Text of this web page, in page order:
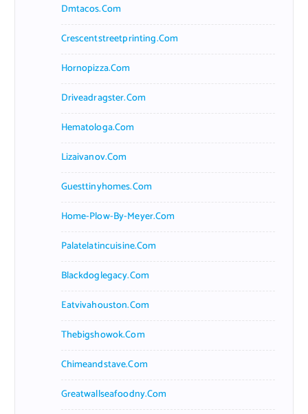
Dmtacos.com
Crescentstreetprinting.com
Hornopizza.com
Driveadragster.com
Hematologa.com
Lizaivanov.com
Guesttinyhomes.com
Home-Plow-By-Meyer.com
Palatelatincuisine.com
Blackdoglegacy.com
Eatvivahouston.com
Thebigshowok.com
Chimeandstave.com
Greatwallseafoodny.com